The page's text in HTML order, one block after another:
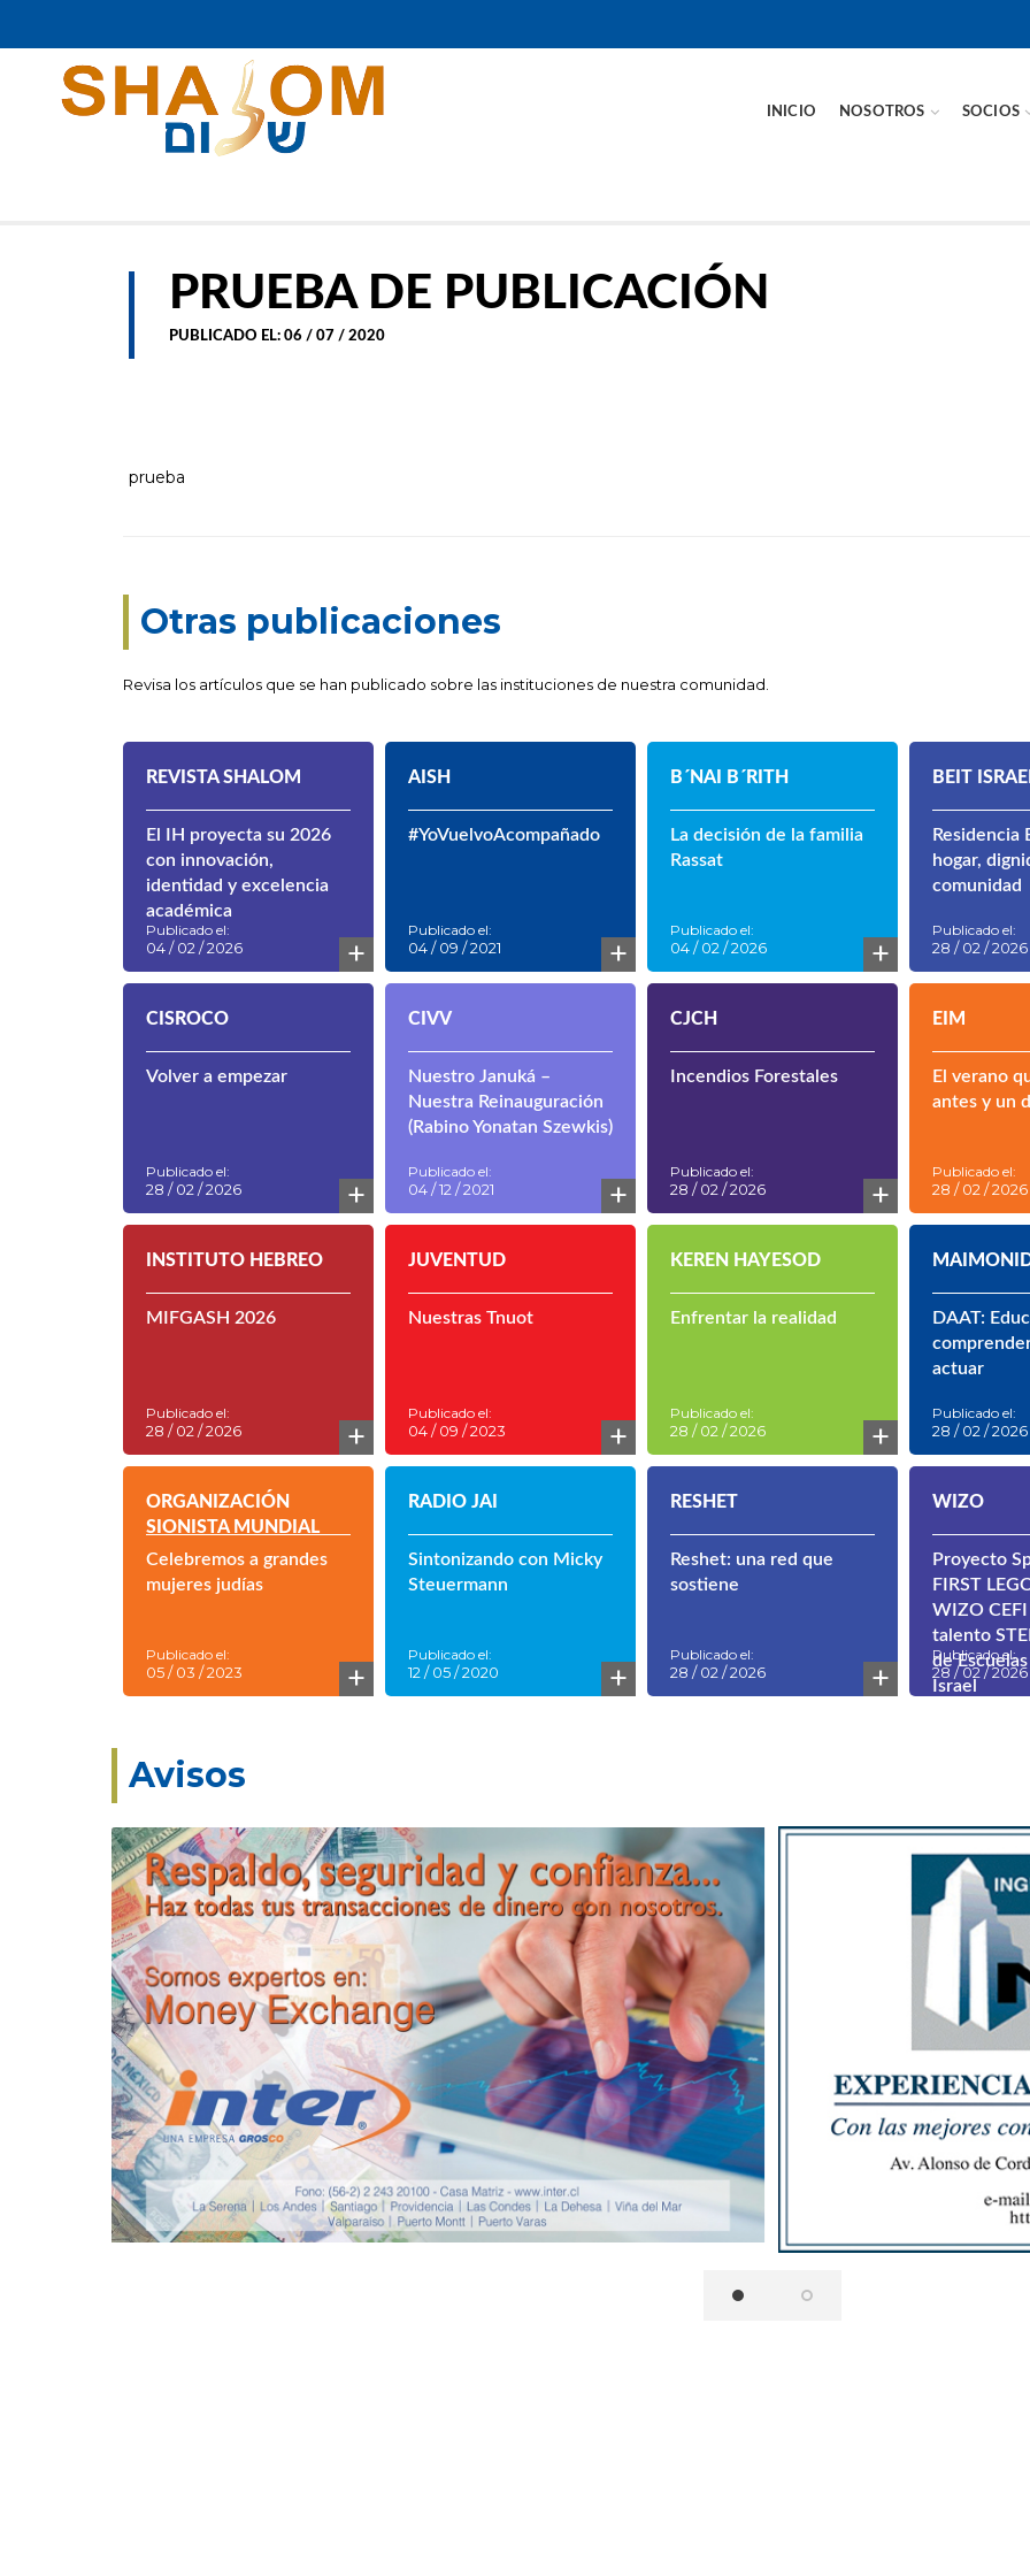
INICIO NOSOTROS SOCIOS
PRUEBA DE PUBLICACIÓN
PUBLICADO EL: 06 / 07 / 2020
prueba
Otras publicaciones
Revisa los artículos que se han publicado sobre las instituciones de nuestra comunidad.
REVISTA SHALOM
El IH proyecta su 2026
con innovación,
identidad y excelencia
académica
Publicado el:
04 / 02 / 2026 +
AISH
#YoVuelvoAcompañado
Publicado el:
04 / 09 / 2021 +
B´NAI B´RITH
La decisión de la familia
Rassat
Publicado el:
04 / 02 / 2026 +
BEIT
Residencia
hogar,
comunidad
Publicado el:
28 / 02 / 2026
CISROCO
Volver a empezar
Publicado el:
28 / 02 / 2026 +
CIVV
Nuestro Januká –
Nuestra Reinauguración
(Rabino Yonatan Szewkis)
Publicado el:
04 / 12 / 2021 +
CJCH
Incendios Forestales
Publicado el:
28 / 02 / 2026 +
EIM
El verano
antes y un
Publicado el:
28 / 02 / 2026
INSTITUTO HEBREO
MIFGASH 2026
Publicado el:
28 / 02 / 2026 +
JUVENTUD
Nuestras Tnuot
Publicado el:
04 / 09 / 2023 +
KEREN HAYESOD
Enfrentar la realidad
Publicado el:
28 / 02 / 2026 +
DAAT:
actuar
Publicado el:
28 / 02 / 2026
ORGANIZACIÓN
SIONISTA MUNDIAL
Celebremos a grandes
mujeres judías
Publicado el:
05 / 03 / 2023 +
RADIO JAI
Sintonizando con Micky
Steuermann
Publicado el:
12 / 05 / 2020 +
RESHET
Reshet: una red que
sostiene
Publicado el:
28 / 02 / 2026 +
WIZO
Proyecto
FIRST
WIZO CEFI
talento
de
Israel
Publicado el:
28 / 02 / 2026
Avisos